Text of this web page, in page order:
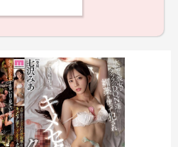
が登場し、ここは全てM字開脚の
体を3秒→軽い足指グー足裏を2秒
る左足の足裏が10秒ほど
ラリ足裏が10秒程度